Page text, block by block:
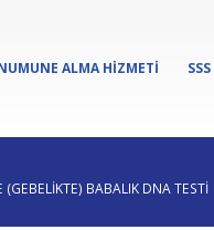
ALMA HIZMETI SSS
(GEBELIKTE) BABALIK DNA TESTI